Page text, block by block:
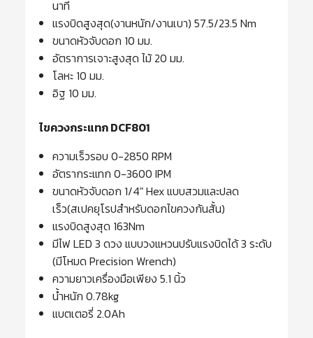
นาที
แรงบิดสูงสุด(งานหนัก/งานเบา) 57.5/23.5 Nm
ขนาดหัวจับดอก 10 มม.
อัตราการเจาะสูงสุด ไม้ 20 มม.
โลหะ 10 มม.
อิฐ 10 มม.
ไขควงกระแทก DCF801
ความเร็วรอบ 0-2850 RPM
อัตรากระแทก 0-3600 IPM
ขนาดหัวจับดอก 1/4″ Hex แบบสวมและปลด
เร็ว(สเปคยุโรปสำหรับดอกไขควงก้นสั้น)
แรงบิดสูงสุด 163Nm
มีไฟ LED 3 ดวง แบบวงแหวนปรับแรงบิดได้ 3 ระดับ
(มีโหมด Precision Wrench)
ความยาวเครื่องมือเพียง 5.1 นิ้ว
น้ำหนัก 0.78kg
แบตเตอรี่ 2.0Ah